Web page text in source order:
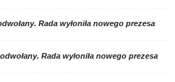
Rada wyłoniła nowego prezesa
Rada wyłoniła nowego prezesa